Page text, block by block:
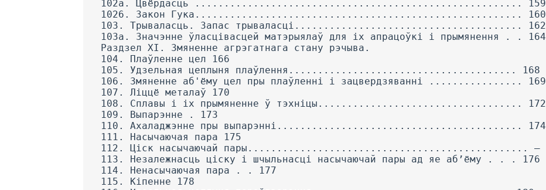
102а. Цвёрдасць ........................................................ 159
1026. Закон Гука........................................................ 160
103. Трываласць. Запас трываласці....................................... 162
103a. Значэнне ўласцівасцей матэрыялаў для іх апрацоўкі і прымянення . . 164
Раздзел XI. Змяненне агрэгатнага стану рэчыва.
104. Плаўленне цел 166
105. Удзельная цеплыня плаўлення....................................... 168
106. Змяненне аб'ёму цел пры плаўленні і зацвердзяванні ................ 169
107. Ліццё металаў 170
108. Сплавы і іх прымяненне ў тэхніцы................................... 172
109. Выпарэнне . 173
110. Ахаладжэнне пры выпарэнні.......................................... 174
111. Насычаючая пара 175
112. Ціск насычаючай пары................................................ —
113. Незалежнасць ціску і шчыльнасці насычаючай пары ад яе аб’ёму . . . 176
114. Ненасычаючая пара . . 177
115. Кіпенне 178